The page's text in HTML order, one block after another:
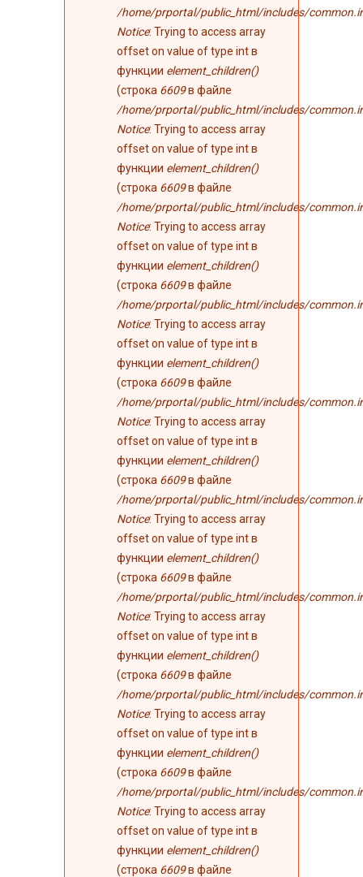
/home/prportal/public_html/includes/
Notice: Trying to access array
offset on value of type int в
функции element_children()
(строка 6609в файле
/home/prportal/public_html/includes/
Notice: Trying to access array
offset on value of type int в
функции element_children()
(строка 6609в файле
/home/prportal/public_html/includes/
Notice: Trying to access array
offset on value of type int в
функции element_children()
(строка 6609в файле
/home/prportal/public_html/includes/
Notice: Trying to access array
offset on value of type int в
функции element_children()
(строка 6609в файле
/home/prportal/public_html/includes/
Notice: Trying to access array
offset on value of type int в
функции element_children()
(строка 6609в файле
/home/prportal/public_html/includes/
Notice: Trying to access array
offset on value of type int в
функции element_children()
(строка 6609в файле
/home/prportal/public_html/includes/
Notice: Trying to access array
offset on value of type int в
функции element_children()
(строка 6609в файле
/home/prportal/public_html/includes/
Notice: Trying to access array
offset on value of type int в
функции element_children()
(строка 6609в файле
/home/prportal/public_html/includes/
Notice: Trying to access array
offset on value of type int в
функции element_children()
(строка 6609в файле